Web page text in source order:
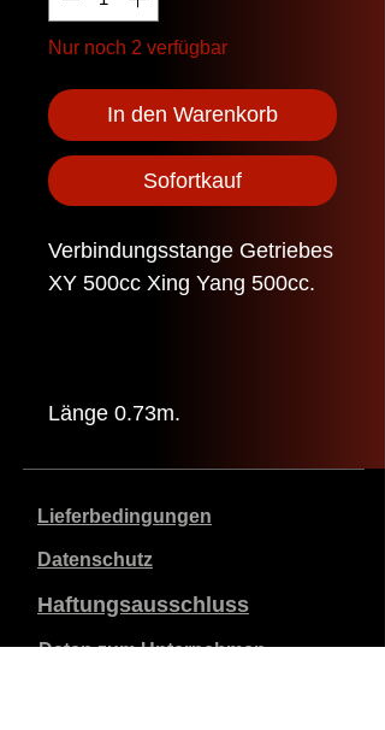
Nur noch 2 verfügbar
In den Warenkorb
Sofortkauf
Verbindungsstange Getriebes
XY 500cc Xing Yang 500cc.
Länge 0.73m.
Lieferbedingungen
Datenschutz
Haftungsausschluss
Daten zum Unternehmen